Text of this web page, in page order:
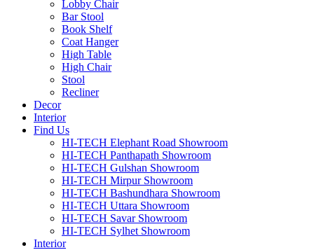
Lobby Chair
Bar Stool
Book Shelf
Coat Hanger
High Table
High Chair
Stool
Recliner
Decor
Interior
Find Us
HI-TECH Elephant Road Showroom
HI-TECH Panthapath Showroom
HI-TECH Gulshan Showroom
HI-TECH Mirpur Showroom
HI-TECH Bashundhara Showroom
HI-TECH Uttara Showroom
HI-TECH Savar Showroom
HI-TECH Sylhet Showroom
Interior